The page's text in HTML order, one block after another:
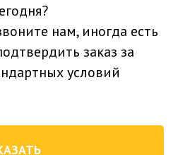
нам, иногда есть
заказ за
условий